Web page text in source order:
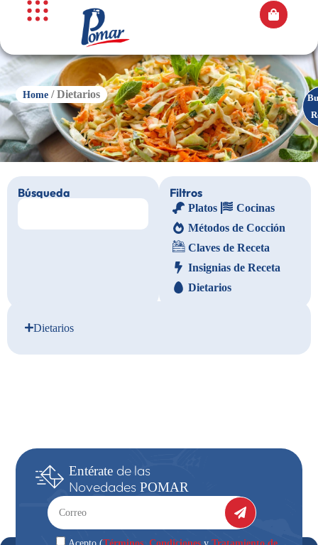
Home / Dietarios
Búsqueda Filtros
Platos
Cocinas
Métodos de Cocción
Claves de Receta
Insignias de Receta
Dietarios
Dietarios
Entérate de las
NovedadesPOMAR
Términos, Condiciones
Tratamiento de